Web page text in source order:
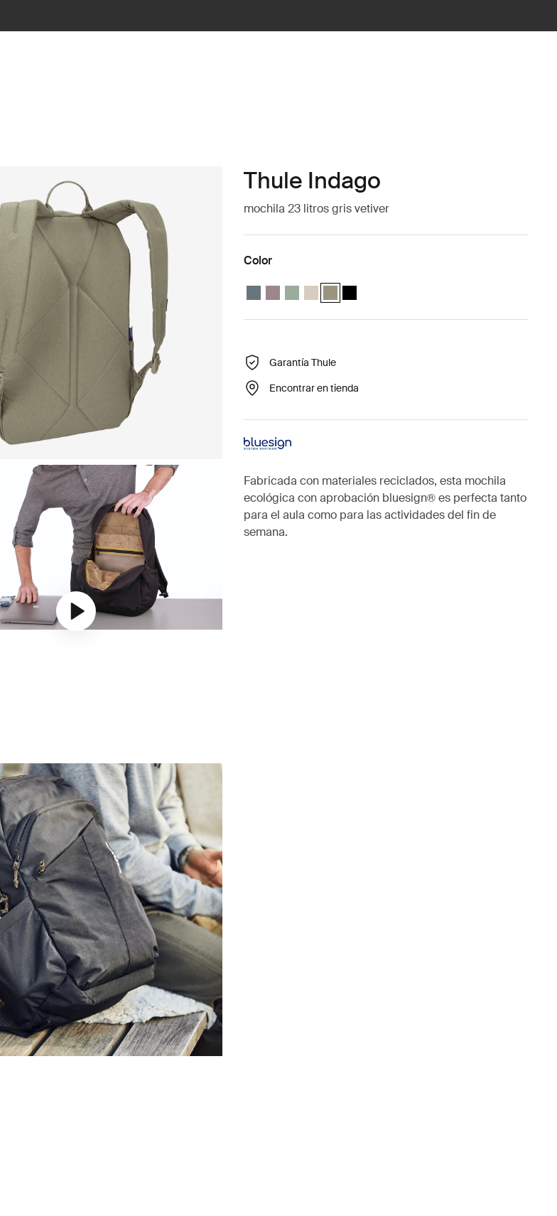
Play video
Thule Indago
mochila 23 litros gris vetiver
Color
Thule Indago backpack Pizarra oscura
Thule Indago backpack Taupe velado
Thule Indago backpack Verde suave
Thule Indago backpack Arena suave
Thule Indago backpack Gris vetiver (selected)
Thule Indago backpack Negro
Garantía Thule
Encontrar en tienda
Fabricada con materiales reciclados, esta mochila
ecológica con aprobación bluesign® es perfecta tanto
para el aula como para las actividades del fin de
semana.